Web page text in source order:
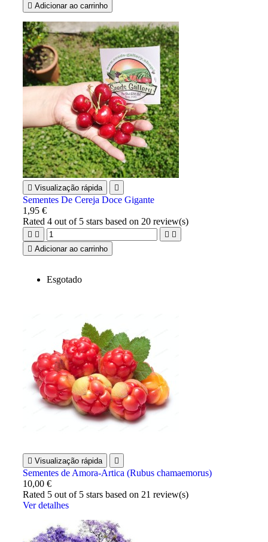
 Adicionar ao carrinho
 Visualização rápida 
Sementes De Cereja Doce Gigante
1,95 €
Rated4 out of 5 stars based on 20 review(s)
   
 Adicionar ao carrinho
Esgotado
 Visualização rápida 
Sementes de Amora-Artica (Rubus chamaemorus)
10,00 €
Rated 5 out of 5 stars based on 21 review(s)
Ver detalhes